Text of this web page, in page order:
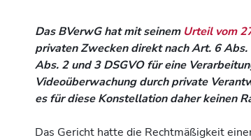
Das BVerwG hat mit seinemUrteil vom
privaten Zwecken direkt nach Art. 6
Abs. 2 und 3 DSGVO für eine
Videoüberwachung durch private
es für diese Konstellation daher keinen
Das Gericht hatte die Rechtmäßigkeit